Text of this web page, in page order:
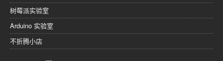
树莓派实验室
Arduino 实验室
不折腾小店